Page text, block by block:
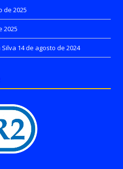
de 2025
2025
Silva 14 de agosto de 2024